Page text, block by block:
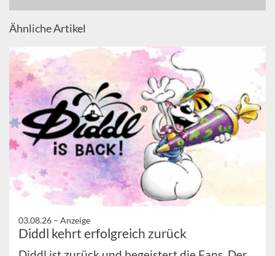
Ähnliche Artikel
03.08.26 – Anzeige
Diddl kehrt erfolgreich zurück